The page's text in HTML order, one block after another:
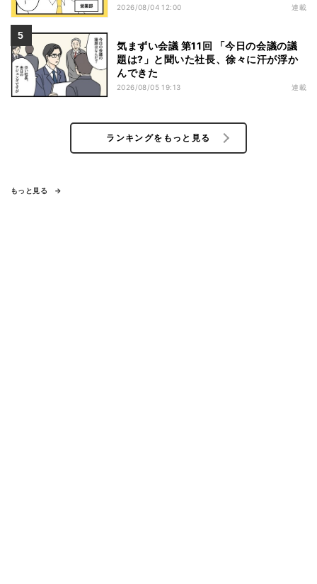
2026/08/04 12:00 連載
気まずい会議 第11回 「今日の会議の議
題は?」と聞いた社長、徐々に汗が浮か
んできた
2026/08/05 19:13 連載
ランキングをもっと見る
もっと見る